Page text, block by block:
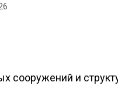
сооружений и